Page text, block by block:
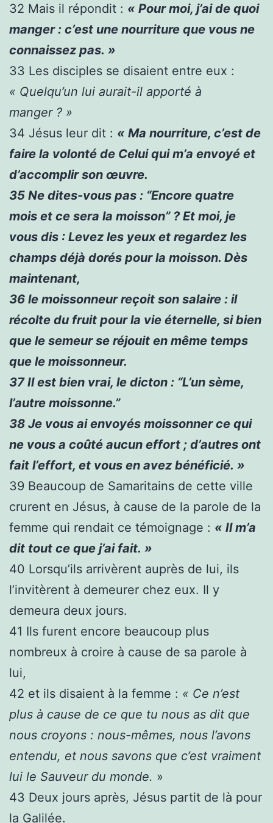
32 Mais il répondit : « Pour moi, j’ai de quoi
manger : c’est une nourriture que vous ne
connaissez pas. »
33 Les disciples se disaient entre eux :
« Quelqu’un lui aurait-il apporté à
manger ? »
34 Jésus leur dit : « Ma nourriture, c’est de
faire la volonté de Celui qui m’a envoyé et
d’accomplir son œuvre.
35 Ne dites-vous pas : “Encore quatre
mois et ce sera la moisson” ? Et moi, je
vous dis : Levez les yeux et regardez les
champs déjà dorés pour la moisson. Dès
maintenant,
36 le moissonneur reçoit son salaire : il
récolte du fruit pour la vie éternelle, si bien
que le semeur se réjouit en même temps
que le moissonneur.
37Il est bien vrai, le dicton : “L’un sème,
l’autre moissonne.”
38 Je vous ai envoyés moissonner ce qui
ne vous a coûté aucun effort ; d’autres ont
fait l’effort, et vous en avez bénéficié. »
39 Beaucoup de Samaritains de cette ville
crurent en Jésus, à cause de la parole de la
femme qui rendait ce témoignage : « Il m’a
dit tout ce que j’ai fait. »
40 Lorsqu’ils arrivèrent auprès de lui, ils
l’invitèrent à demeurer chez eux. Il y
demeura deux jours.
41 Ils furent encore beaucoup plus
nombreux à croire à cause de sa parole à
lui,
42 et ils disaient à la femme : « Ce n’est
plus à cause de ce que tu nous as dit que
nous croyons : nous-mêmes, nous l’avons
entendu, et nous savons que c’est vraiment
lui le Sauveur du monde. »
43 Deux jours après, Jésus partit de là pour
la Galilée.